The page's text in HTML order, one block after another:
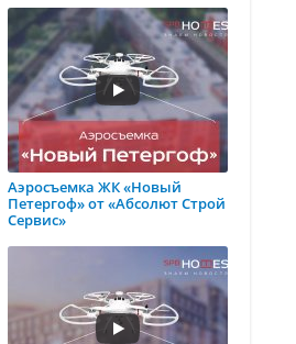
Аэросъемка ЖК «Новый
Петергоф» от «Абсолют Строй
Сервис»